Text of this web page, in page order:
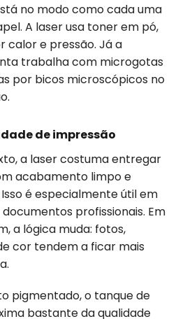
no modo como cada uma
A laser usa toner em pó,
calor e pressão. Já a
trabalha com microgotas
por bicos microscópicos no
de impressão
a laser costuma entregar
acabamento limpo e
é especialmente útil em
profissionais. Em
a lógica muda: fotos,
cor tendem a ficar mais
pigmentado, o tanque de
bastante da qualidade